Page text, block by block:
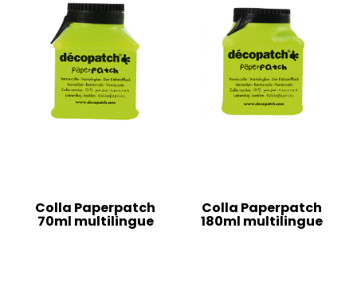
Colla Paperpatch
70ml multilingue
Colla Paperpatch
180ml multilingue